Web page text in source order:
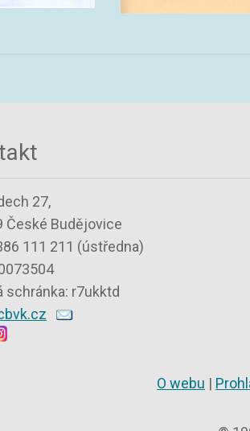
27,
České Budějovice
111 211 (ústředna)
schránka: r7ukktd
O webu |